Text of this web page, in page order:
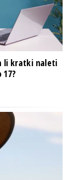
li kratki naleti